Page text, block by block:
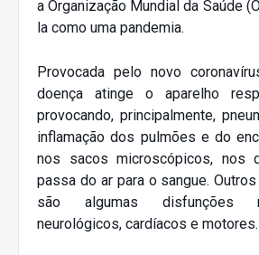
a Organização Mundial da Saúde
la como uma pandemia.
Provocada pelo novo
doença atinge o aparelho
provocando, principalmente,
inflamação dos pulmões e do
nos sacos microscópicos, nos
passa do ar para o sangue.
são algumas disfunções
neurológicos, cardíacos e motores.